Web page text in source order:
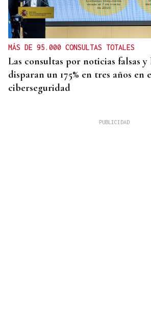
MÁS DE 95.000 CONSULTAS TOTALES
Las consultas por noticias falsas y
disparan un 175% en tres años en
ciberseguridad